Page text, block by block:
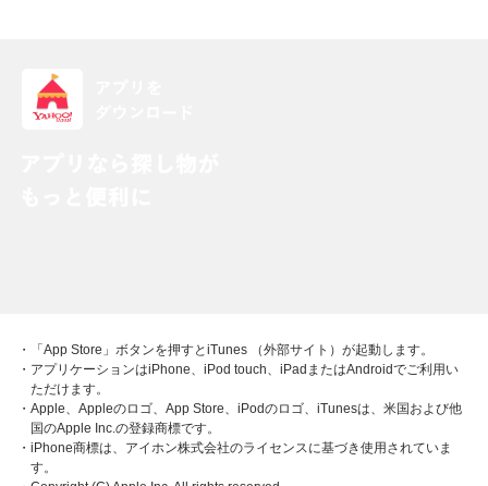
・「App Store」ボタンを押すとiTunes （外部サイト）が起動します。
・アプリケーションはiPhone、iPod touch、iPadまたはAndroidでご利用い
ただけます。
・Apple、Appleのロゴ、App Store、iPodのロゴ、iTunesは、米国および他
国のApple Inc.の登録商標です。
・iPhone商標は、アイホン株式会社のライセンスに基づき使用されていま
す。